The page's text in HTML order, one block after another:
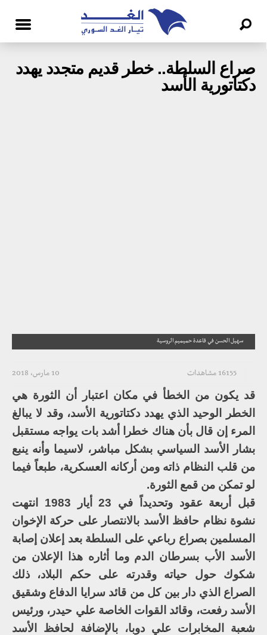
صراع السلطة.. خطر قديم متجدد يهدد
دكتاتورية الأسد
سهيل الحسن في قاعدة حميميم الروسية
10 مارس، 2018 16155 مشاهدات
قد يكون من الخطأ في مكان اعتبار أن الثورة هي
الخطر الوحيد الذي يهدد دكتاتورية الأسد، وقد لا يبالغ
المرء إن قال بأن هناك خطرا أشد بات يواجه مستقبل
بشار الأسد السياسي بشكل مباشر، لاسيما وأنه ينبع
من قلب النظام ذاته ومن أركانه العسكرية، طبعاً فيما
لو تمكن من قمع الثورة.
قبل أربعة عقود وتحديداً في 23 أيار 1983 انتهت
نشوة نظام حافظ الأسد بالانتصار على حركة الإخوان
المسلمين بصراع رباعي على السلطة بعد إعلان إصابة
الأسد الأب بسرطان الدم وما أثاره هذا الإعلان من
شكوك حول حياته وقدرته على حكم البلاد، ذلك
الصراع الذي دار بين كل من قائد سرايا الدفاع وشقيق
الأسد رفعت، وقائد القوات الخاصة علي حيدر، ورئيس
شعبة المخابرات علي دوبا، بالإضافة لحافظ الأسد